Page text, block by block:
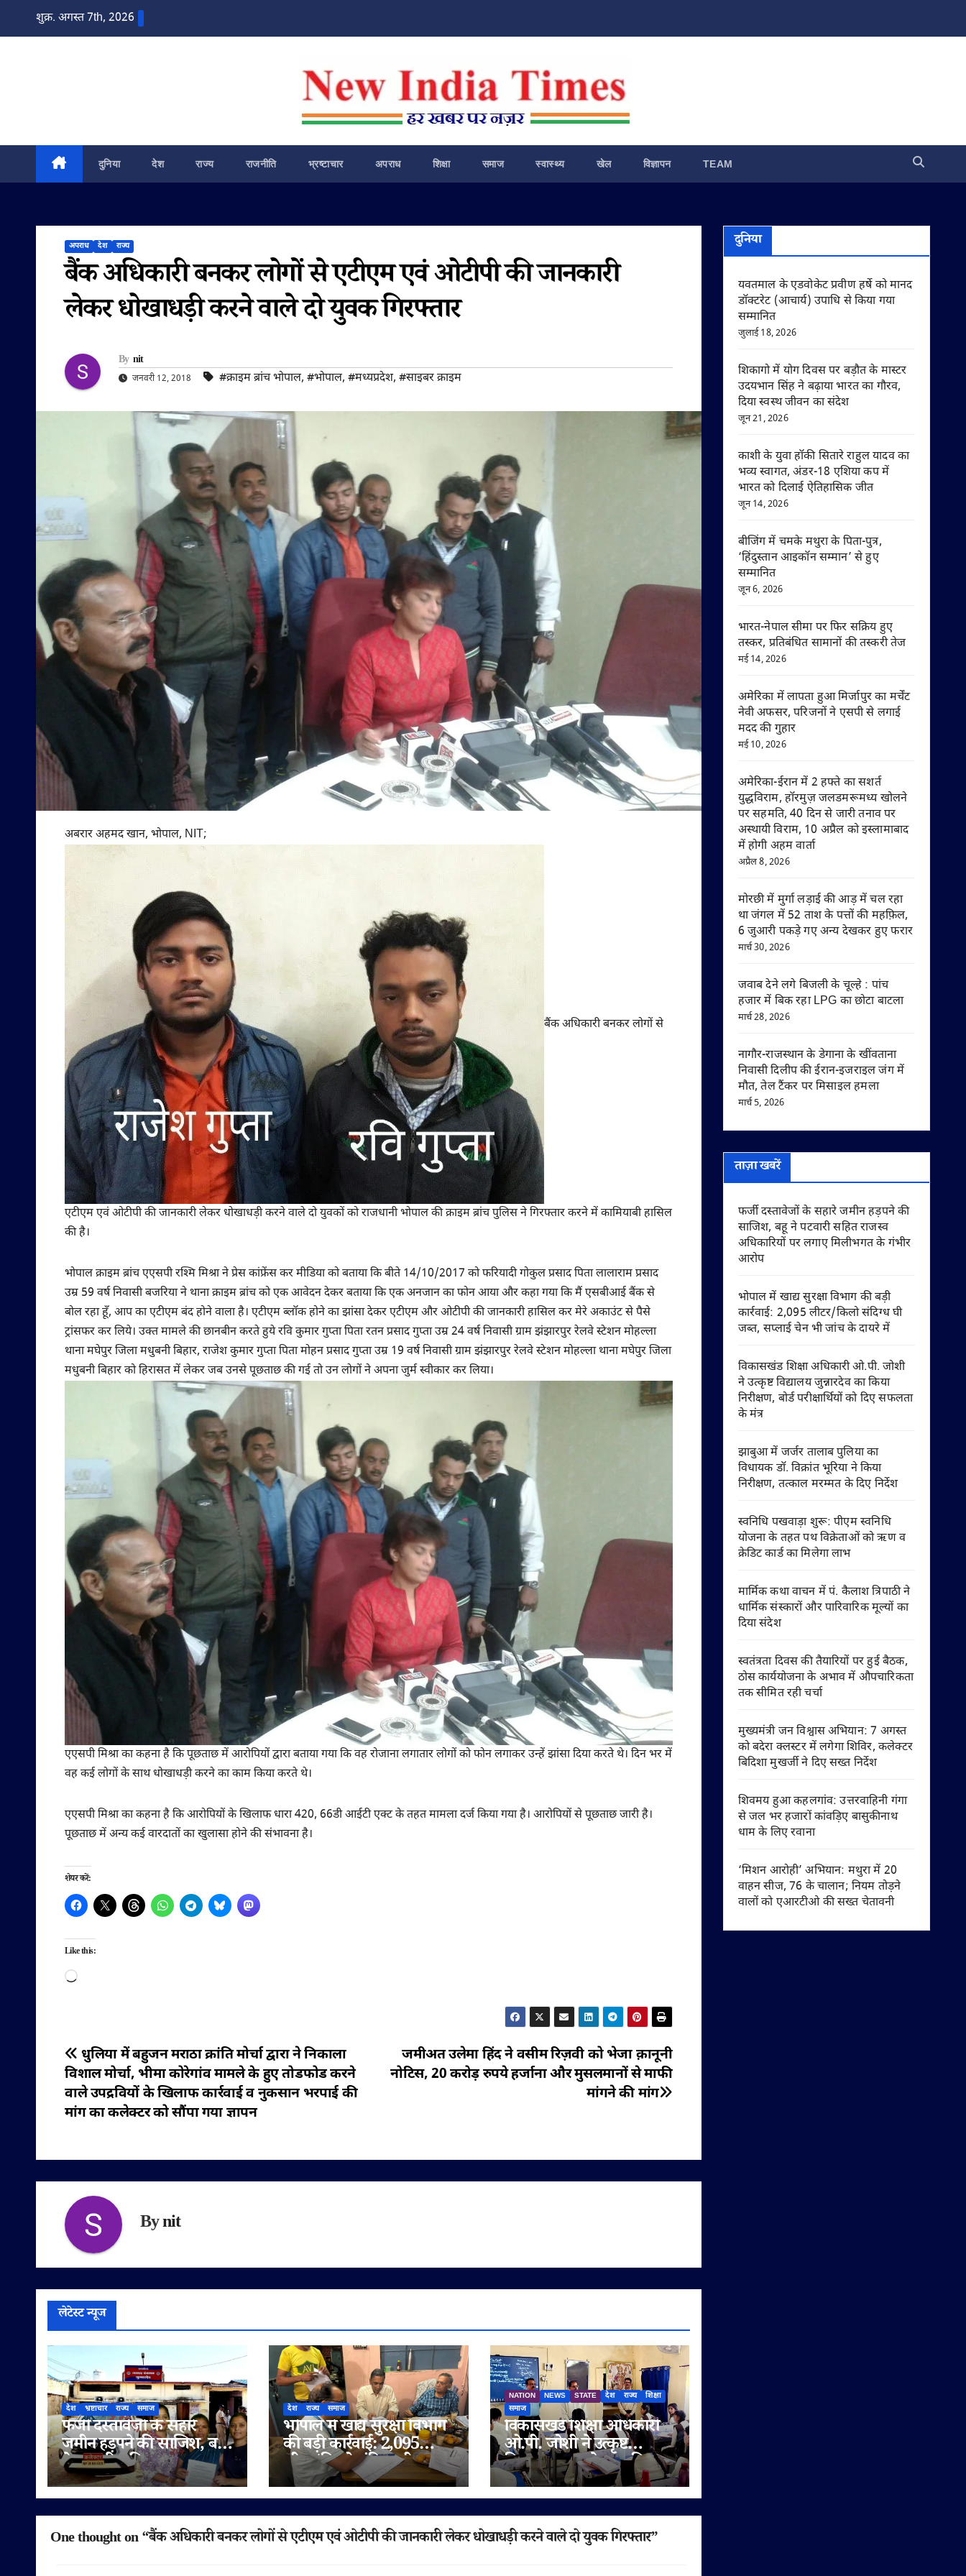
शुक्र. अगस्त 7th, 2026
दुनिया देश राज्य राजनीति भ्रष्टाचार अपराध शिक्षा समाज स्वास्थ्य खेल विज्ञापन TEAM
अपराध देश राज्य
बैंक अधिकारी बनकर लोगों से एटीएम एवं ओटीपी की जानकारी
लेकर धोखाधड़ी करने वाले दो युवक गिरफ्तार
By nit
जनवरी 12, 2018 #क्राइम ब्रांच भोपाल, #भोपाल, #मध्यप्रदेश, #साइबर क्राइम
अबरार अहमद खान, भोपाल, NIT; ​
बैंक अधिकारी बनकर लोगों से
एटीएम एवं ओटीपी की जानकारी लेकर धोखाधड़ी करने वाले दो युवकों को राजधानी भोपाल की क्राइम ब्रांच पुलिस ने गिरफ्तार करने में कामियाबी हासिल
की है।
भोपाल क्राइम ब्रांच एएसपी रश्मि मिश्रा ने प्रेस कांफ्रेंस कर मीडिया को बताया कि बीते 14/10/2017 को फरियादी गोकुल प्रसाद पिता लालाराम प्रसाद
उम्र 59 वर्ष निवासी बजरिया ने थाना क्राइम ब्रांच को एक आवेदन देकर बताया कि एक अनजान का फोन आया और कहा गया कि मैं एसबीआई बैंक से
बोल रहा हूँ, आप का एटीएम बंद होने वाला है। एटीएम ब्लॉक होने का झांसा देकर एटीएम और ओटीपी की जानकारी हासिल कर मेरे अकाउंट से पैसे
ट्रांसफर कर लिये। उक्त मामले की छानबीन करते हुये रवि कुमार गुप्ता पिता रतन प्रसाद गुप्ता उम्र 24 वर्ष निवासी ग्राम झंझारपुर रेलवे स्टेशन मोहल्ला
थाना मघेपुर जिला मधुबनी बिहार, राजेश कुमार गुप्ता पिता मोहन प्रसाद गुप्ता उम्र 19 वर्ष निवासी ग्राम झंझारपुर रेलवे स्टेशन मोहल्ला थाना मघेपुर जिला
मधुबनी बिहार को हिरासत में लेकर जब उनसे पूछताछ की गई तो उन लोगों ने अपना जुर्म स्वीकार कर लिया।​
एएसपी मिश्रा का कहना है कि पूछताछ में आरोपियों द्वारा बताया गया कि वह रोजाना लगातार लोगों को फोन लगाकर उन्हें झांसा दिया करते थे। दिन भर में
वह कई लोगों के साथ धोखाधड़ी करने का काम किया करते थे।
एएसपी मिश्रा का कहना है कि आरोपियों के खिलाफ धारा 420, 66डी आईटी एक्ट के तहत मामला दर्ज किया गया है। आरोपियों से पूछताछ जारी है।
पूछताछ में अन्य कई वारदातों का खुलासा होने की संभावना है।
शेयर करें:
Like this:
Loading…
पोस्ट
नेविगेशन
जमीअत उलेमा हिंद ने वसीम रिज़वी को भेजा क़ानूनी
नोटिस, 20 करोड़ रुपये हर्जाना और मुसलमानों से माफी
मांगने की मांग
धुलिया में बहुजन मराठा क्रांति मोर्चा द्वारा ने निकाला
विशाल मोर्चा, भीमा कोरेगांव मामले के हुए तोडफोड करने
वाले उपद्रवियों के खिलाफ कार्रवाई व नुकसान भरपाई की
मांग का कलेक्टर को सौंपा गया ज्ञापन
Bynit
लेटेस्ट न्यूज
देश भ्रष्टाचार राज्य समाज
फर्जी दस्तावेजों के सहारे
जमीन हड़पने की साजिश, बहू
ने पटवारी सहित राजस्व
अधिकारियों पर लगाए
मिलीभगत के गंभीर आरोप
देश राज्य समाज
भोपाल में खाद्य सुरक्षा विभाग
की बड़ी कार्रवाई: 2,095
लीटर/किलो संदिग्ध घी जब्त,
सप्लाई चेन भी जांच के दायरे
में
NATION NEWS STATE देश राज्य
शिक्षा
समाज
विकासखंड शिक्षा अधिकारी
ओ.पी. जोशी ने उत्कृष्ट
विद्यालय जुन्नारदेव का किया
निरीक्षण, बोर्ड परीक्षार्थियों को
दिए सफलता के मंत्र
One thought on “बैंक अधिकारी बनकर लोगों से एटीएम एवं ओटीपी की जानकारी लेकर धोखाधड़ी करने वाले दो युवक गिरफ्तार”
दुनिया
यवतमाल के एडवोकेट प्रवीण हर्षे को मानद
डॉक्टरेट (आचार्य) उपाधि से किया गया
सम्मानित
जुलाई 18, 2026
शिकागो में योग दिवस पर बड़ौत के मास्टर
उदयभान सिंह ने बढ़ाया भारत का गौरव,
दिया स्वस्थ जीवन का संदेश
जून 21, 2026
काशी के युवा हॉकी सितारे राहुल यादव का
भव्य स्वागत, अंडर-18 एशिया कप में
भारत को दिलाई ऐतिहासिक जीत
जून 14, 2026
बीजिंग में चमके मथुरा के पिता-पुत्र,
‘हिंदुस्तान आइकॉन सम्मान’ से हुए
सम्मानित
जून 6, 2026
भारत-नेपाल सीमा पर फिर सक्रिय हुए
तस्कर, प्रतिबंधित सामानों की तस्करी तेज
मई 14, 2026
अमेरिका में लापता हुआ मिर्जापुर का मर्चेंट
नेवी अफसर, परिजनों ने एसपी से लगाई
मदद की गुहार
मई 10, 2026
अमेरिका-ईरान में 2 हफ्ते का सशर्त
युद्धविराम, हॉरमुज़ जलडमरूमध्य खोलने
पर सहमति, 40 दिन से जारी तनाव पर
अस्थायी विराम, 10 अप्रैल को इस्लामाबाद
में होगी अहम वार्ता
अप्रैल 8, 2026
मोरछी में मुर्गा लड़ाई की आड़ में चल रहा
था जंगल में 52 ताश के पत्तों की महफ़िल,
6 जुआरी पकड़े गए अन्य देखकर हुए फरार
मार्च 30, 2026
जवाब देने लगे बिजली के चूल्हे : पांच
हजार में बिक रहा LPG का छोटा बाटला
मार्च 28, 2026
नागौर-राजस्थान के डेगाना के खींवताना
निवासी दिलीप की ईरान-इजराइल जंग में
मौत, तेल टैंकर पर मिसाइल हमला
मार्च 5, 2026
ताज़ा खबरें
फर्जी दस्तावेजों के सहारे जमीन हड़पने की
साजिश, बहू ने पटवारी सहित राजस्व
अधिकारियों पर लगाए मिलीभगत के गंभीर
आरोप
भोपाल में खाद्य सुरक्षा विभाग की बड़ी
कार्रवाई: 2,095 लीटर/किलो संदिग्ध घी
जब्त, सप्लाई चेन भी जांच के दायरे में
विकासखंड शिक्षा अधिकारी ओ.पी. जोशी
ने उत्कृष्ट विद्यालय जुन्नारदेव का किया
निरीक्षण, बोर्ड परीक्षार्थियों को दिए सफलता
के मंत्र
झाबुआ में जर्जर तालाब पुलिया का
विधायक डॉ. विक्रांत भूरिया ने किया
निरीक्षण, तत्काल मरम्मत के दिए निर्देश
स्वनिधि पखवाड़ा शुरू: पीएम स्वनिधि
योजना के तहत पथ विक्रेताओं को ऋण व
क्रेडिट कार्ड का मिलेगा लाभ
मार्मिक कथा वाचन में पं. कैलाश त्रिपाठी ने
धार्मिक संस्कारों और पारिवारिक मूल्यों का
दिया संदेश
स्वतंत्रता दिवस की तैयारियों पर हुई बैठक,
ठोस कार्ययोजना के अभाव में औपचारिकता
तक सीमित रही चर्चा
मुख्यमंत्री जन विश्वास अभियान: 7 अगस्त
को बदेरा क्लस्टर में लगेगा शिविर, कलेक्टर
बिदिशा मुखर्जी ने दिए सख्त निर्देश
शिवमय हुआ कहलगांव: उत्तरवाहिनी गंगा
से जल भर हजारों कांवड़िए बासुकीनाथ
धाम के लिए रवाना
‘मिशन आरोही’ अभियान: मथुरा में 20
वाहन सीज, 76 के चालान; नियम तोड़ने
वालों को एआरटीओ की सख्त चेतावनी